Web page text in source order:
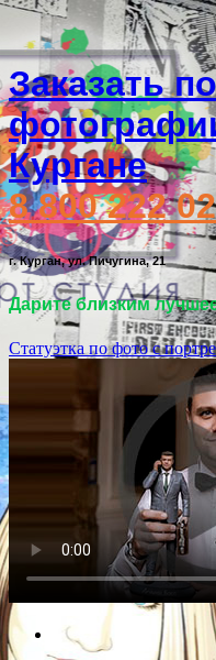
Заказать
Кургане
8 800 222
г. Курган, ул. Пичугина, 21
Дарите близким
Статуэтка по фото с